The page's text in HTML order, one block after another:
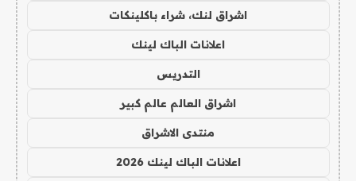
اشراق لنك، شراء باكلينكات
اعلانات الباك لينك
التدريس
اشراق العالم عالم كبير
منتدى الاشراق
اعلانات الباك لينك 2026